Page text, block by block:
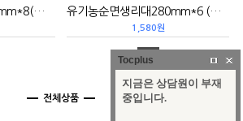
유기농순면생리대240mm*8(쿠폰5)有机纯棉日用卫生巾 유기농순면생리대280mm*6 (쿠폰5)有机纯棉夜用卫生巾
1,580원
전체 상품
Tocplus